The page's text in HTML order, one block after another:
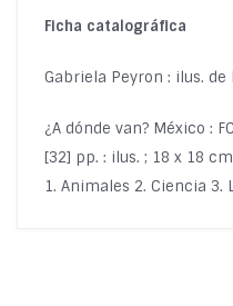
Ficha catalográfica
Gabriela Peyron : ilus.
¿A dónde van? México :
[32] pp. : ilus. ; 18 x 18
1. Animales 2. Ciencia